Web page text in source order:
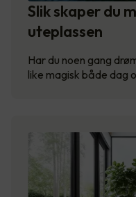
Slik skaper du
uteplassen
Har du noen gang
like magisk både dag